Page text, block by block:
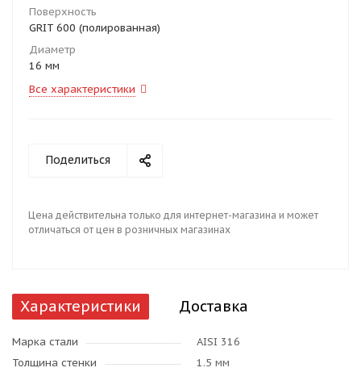
Поверхность
GRIT 600 (полированная)
Диаметр
16 мм
Все характеристики
Поделиться
Цена действительна только для интернет-магазина и может
отличаться от цен в розничных магазинах
Характеристики Доставка
Марка стали
AISI 316
Толщина стенки
1.5 мм